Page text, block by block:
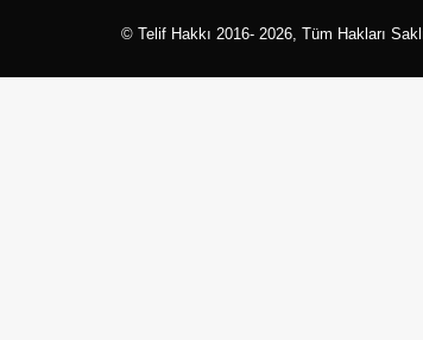
© Telif Hakkı 2016- 2026, Tüm Hakları